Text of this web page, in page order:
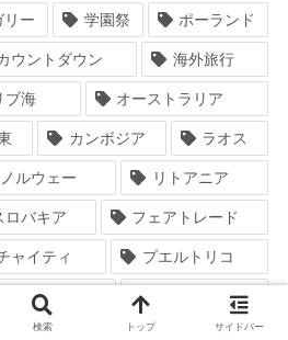
リー 学園祭 ポーランド
ウントダウン 海外旅行
ブ海 オーストラリア
カンボジア ラオス
ノルウェー リトアニア
ロバキア フェアトレード
ャイティ プエルトリコ
マラソン
ハロウィン 留学生
検索 トップ サイドバー